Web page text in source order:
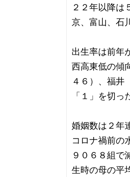
２２年以降は
京、富山、石
出生率は前年
西高東低の傾
４６）、福井
「１」を切っ
婚姻数は２年
コロナ禍前の
９０６８組で
生時の母の平